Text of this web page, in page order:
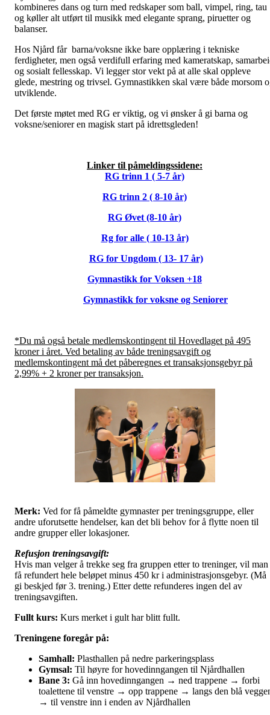
kombineres dans og turn med redskaper som ball, vimpel, ring, tau
og køller alt utført til musikk med elegante sprang, piruetter og
balanser.
Hos Njård får barna/voksne ikke bare opplæring i tekniske
ferdigheter, men også verdifull erfaring med kameratskap,
og sosialt fellesskap. Vi legger stor vekt på at alle skal oppleve
glede, mestring og trivsel. Gymnastikken skal være både morsom
utviklende.
Det første møtet med RG er viktig, og vi ønsker å gi barna og
voksne/seniorer en magisk start på idrettsgleden!
Linker til påmeldingssidene:
RG trinn 1 ( 5-7 år)
RG trinn 2 ( 8-10 år)
RG Øvet (8-10 år)
Rg for alle ( 10-13 år)
RG for Ungdom ( 13- 17 år)
Gymnastikk for Voksen +18
Gymnastikk for voksne og Seniorer
*Du må også betale medlemskontingent til Hovedlaget på 495
kroner i året. Ved betaling av både treningsavgift og
medlemskontingent må det påberegnes et transaksjonsgebyr på
2,99% + 2 kroner per transaksjon.
Merk: Ved for få påmeldte gymnaster per treningsgruppe, eller
andre uforutsette hendelser, kan det bli behov for å flytte noen til
andre grupper eller lokasjoner.
Refusjon treningsavgift:
Hvis man velger å trekke seg fra gruppen etter to treninger, vil man
få refundert hele beløpet minus 450 kr i administrasjonsgebyr. (Må
gi beskjed før 3. trening.) Etter dette refunderes ingen del av
treningsavgiften.
Fullt kurs: Kurs merket i gult har blitt fullt.
Treningene foregår på:
Samhall: Plasthallen på nedre parkeringsplass
Gymsal: Til høyre for hovedinngangen til Njårdhallen
Bane 3: Gå inn hovedinngangen → ned trappene → forbi
toalettene til venstre → opp trappene → langs den blå
→ til venstre inn i enden av Njårdhallen